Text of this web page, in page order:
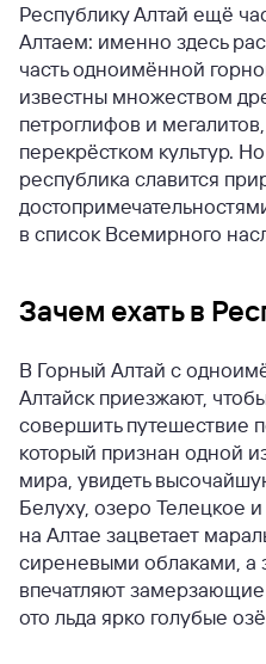
Республику Алтай ещё
Алтаем: именно здесь
часть одноимённой
известны множеством
петроглифов и
перекрёстком культур.
республика славится
в список Всемирного
Зачем ехать в
В Горный Алтай с
Алтайск приезжают,
совершить путешествие
который признан одной
мира, увидеть
Белуху, озеро Телецкое
на Алтае зацветает
сиреневыми облаками, а
впечатляют
ото льда ярко голубые